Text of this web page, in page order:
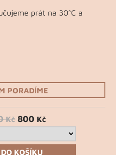
prát na 30°C a
PORADÍME
Kč 800 Kč
KOŠÍKU